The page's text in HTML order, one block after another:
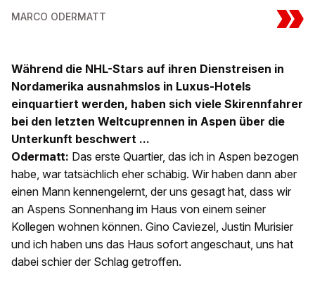
MARCO ODERMATT »
Während die NHL-Stars auf ihren Dienstreisen in
Nordamerika ausnahmslos in Luxus-Hotels
einquartiert werden, haben sich viele Skirennfahrer
bei den letzten Weltcuprennen in Aspen über die
Unterkunft beschwert ...
Odermatt: Das erste Quartier, das ich in Aspen bezogen
habe, war tatsächlich eher schäbig. Wir haben dann aber
einen Mann kennengelernt, der uns gesagt hat, dass wir
an Aspens Sonnenhang im Haus von einem seiner
Kollegen wohnen können. Gino Caviezel, Justin Murisier
und ich haben uns das Haus sofort angeschaut, uns hat
dabei schier der Schlag getroffen.